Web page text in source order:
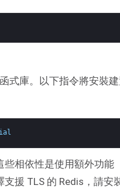
式庫。以下指令將安裝
相依性是使用額外功能
援 TLS 的 Redis，請安